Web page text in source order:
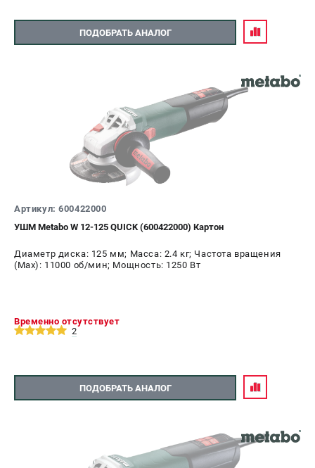
ПОДОБРАТЬ АНАЛОГ
Артикул: 600422000
УШМ Metabo W 12-125 QUICK (600422000) Картон
Диаметр диска: 125 мм; Масса: 2.4 кг; Частота вращения
(Max): 11000 об/мин; Мощность: 1250 Вт
Временно отсутствует
2
ПОДОБРАТЬ АНАЛОГ